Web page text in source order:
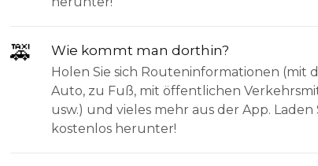
🚕 Wie kommt man dorthin?
Holen Sie sich Routeninformationen (mit
Auto, zu Fuß, mit öffentlichen
usw.) und vieles mehr aus der App. Laden
kostenlos herunter!